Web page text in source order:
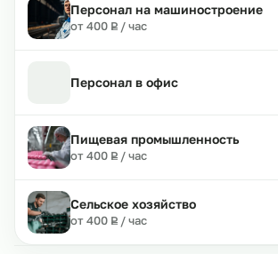
Персонал на машиностроение
от 400 ₽
Р / час
Персонал в офис
Пищевая промышленность
от 400 ₽
Р / час
Сельское хозяйство
от 400 ₽
Р / час